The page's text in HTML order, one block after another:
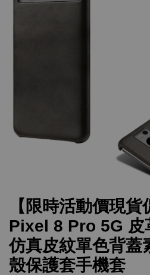
【限時活動價現
Pixel 8 Pro 5G 皮
仿真皮紋單色背蓋
殼保護套手機套